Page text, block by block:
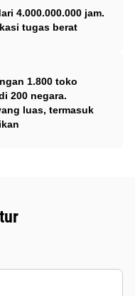
4.000.000.000 jam.
tugas berat
1.800 toko
200 negara.
luas, termasuk